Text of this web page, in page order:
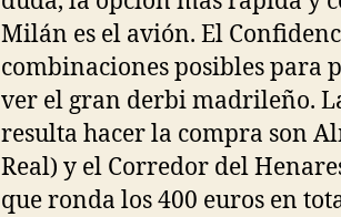
Milán es el avión. El
combinaciones posibles para
ver el gran derbi madrileño.
resulta hacer la compra son
Real) y el Corredor del
que ronda los 400 euros en